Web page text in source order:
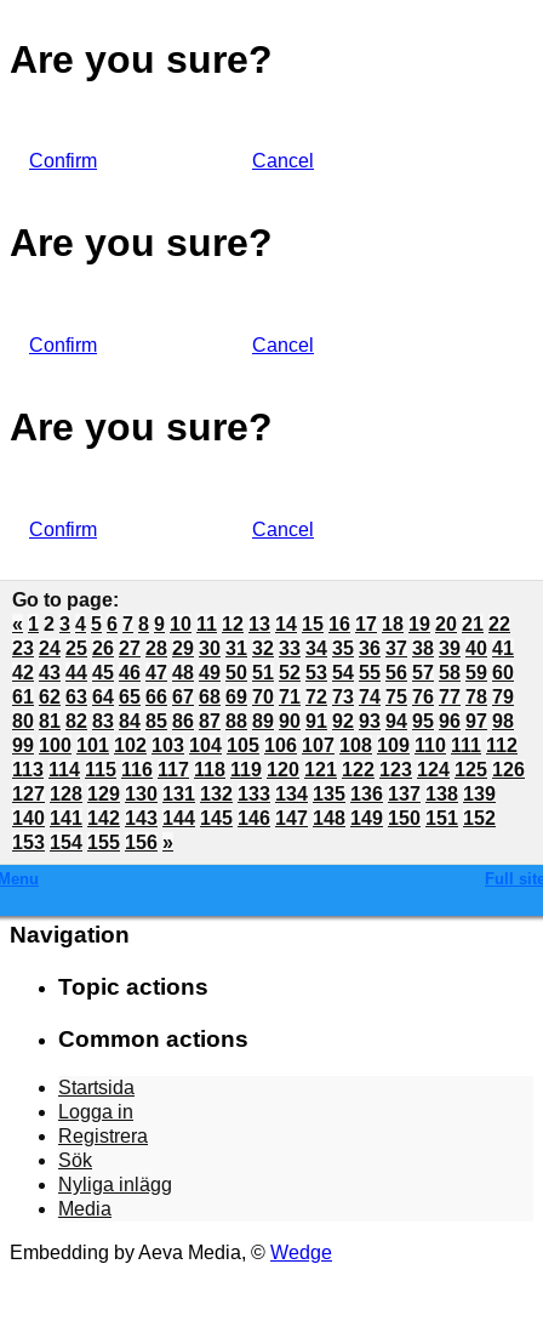
Are you sure?
Confirm Cancel
Are you sure?
Confirm Cancel
Are you sure?
Confirm Cancel
Go to page:
« 1 2 3 4 5 6 7 8 9 10 11 12 13 14 15 16 17 18 19 20 21 22
23 24 25 26 27 28 29 30 31 32 33 34 35 36 37 38 39 40 41
42 43 44 45 46 47 48 49 50 51 52 53 54 55 56 57 58 59 60
61 62 63 64 65 66 67 68 69 70 71 72 73 74 75 76 77 78 79
80 81 82 83 84 85 86 87 88 89 90 91 92 93 94 95 96 97 98
99 100 101 102 103 104 105 106 107 108 109 110 111 112
113 114 115 116 117 118 119 120 121 122 123 124 125 126
127 128 129 130 131 132 133 134 135 136 137 138 139
140 141 142 143 144 145 146 147 148 149 150 151 152
153 154 155 156 »
Full
Navigation
Topic actions
Common actions
Startsida
Logga in
Registrera
Sök
Nyliga inlägg
Media
Embedding by Aeva Media, © Wedge